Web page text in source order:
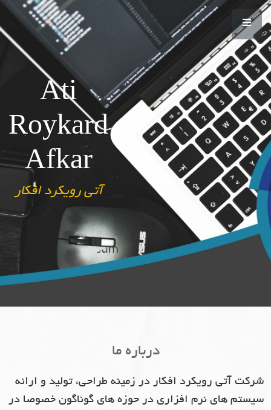
Ati
Roykard
Afkar
آتی رویکرد افکار
درباره ما
شرکت آتی رویکرد افکار در زمینه طراحی، تولید و ارائه
سیستم های نرم افزاری در حوزه های گوناگون خصوصا در